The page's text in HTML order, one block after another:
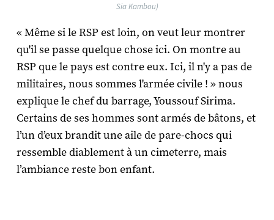
Sia Kambou)
« Même si le RSP est loin, on veut leur montrer
qu'il se passe quelque chose ici. On montre au
RSP que le pays est contre eux. Ici, il n'y a pas de
militaires, nous sommes l'armée civile ! » nous
explique le chef du barrage, Youssouf Sirima.
Certains de ses hommes sont armés de bâtons, et
l’un d’eux brandit une aile de pare-chocs qui
ressemble diablement à un cimeterre, mais
l’ambiance reste bon enfant.